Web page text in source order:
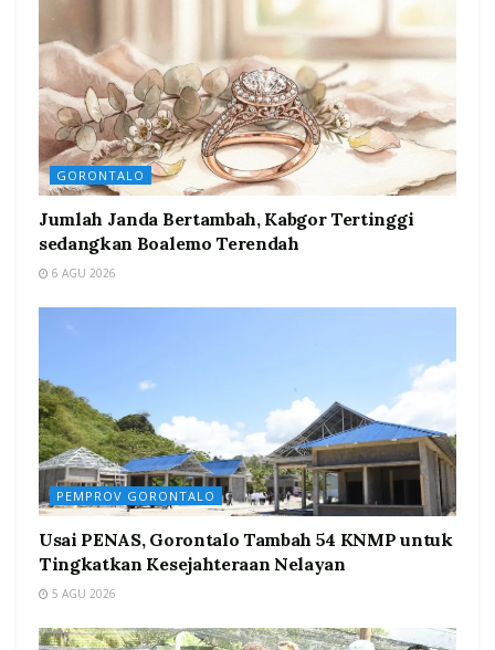
GORONTALO
Jumlah Janda Bertambah, Kabgor Tertinggi
sedangkan Boalemo Terendah
6 AGU 2026
PEMPROV GORONTALO
Usai PENAS, Gorontalo Tambah 54 KNMP untuk
Tingkatkan Kesejahteraan Nelayan
5 AGU 2026